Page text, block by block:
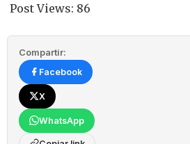
Post Views: 86
Compartir:
Facebook
X
WhatsApp